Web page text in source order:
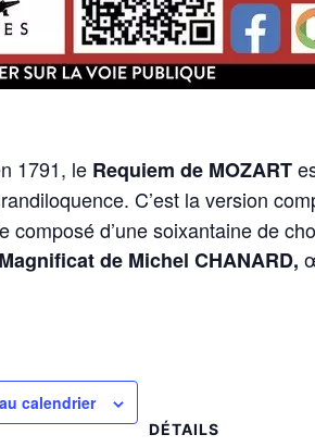
1791, le Requiem de MOZART
C’est la version
composé d’une soixantaine de
Magnificat de Michel CHANARD,
calendrier
DÉTAILS